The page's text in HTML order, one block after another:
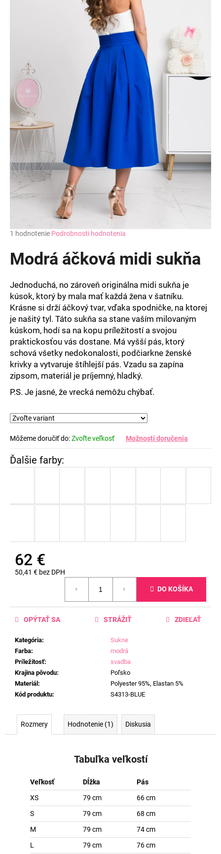
Priemerné
produktu
je
5
hviezdičiek.
1 hodnotenie Podrobnosti hodnotenia
Modrá áčková midi sukňa
Jednoduchá, no zároveň originálna midi sukňa je
kúsok, ktorý by mala mať každá žena v šatníku.
Krásne si drží áčkový tvar, vďaka spodničke, na ktorej
je našitý tyl. Táto sukňa sa stane vaším milovaným
kúskom, hodí sa na kopu príležitostí a svojou
praktickosťou vás dostane. Má vyšší pás, ktorý
schová všetky nedokonalosti, podčiarkne ženské
krivky a vytvaruje štíhlejší pás. Vzadu sa zapína
zipsom, materiál je príjemný, hladký.
P.S. Je jasné, že vrecká nemôžu chýbať.
Môžeme doručiť do:Zvoľte veľkosť Možnosti doručenia
62 €
50,41 € bez DPH
DO KOŠÍKA
Kategória:
Sukne
Farba:
modrá
Príležitosť:
svadba
Krajina pôvodu:
Poľsko
Materiál :
Polyester 95%, Elastan 5%
Kód produktu: S4313-BLUE
OPÝTAŤ SA STRÁŽIŤ ZDIEĽAŤ
Rozmery Hodnotenie (1) Diskusia
Tabuľka veľkostí
Veľkosť Dĺžka
Pás
XS
79 cm
66 cm
S
79 cm
68 cm
M
79 cm
74 cm
L
79 cm
76 cm